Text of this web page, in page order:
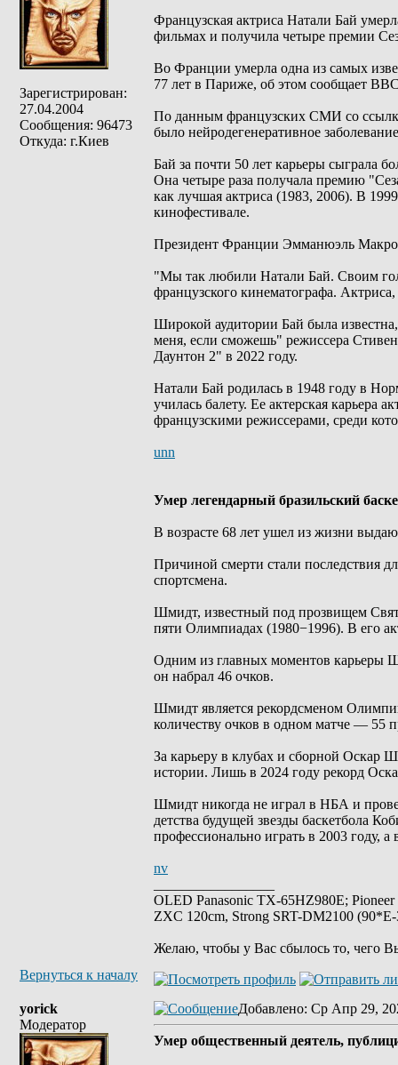
Зарегистрирован:
27.04.2004
Сообщения: 96473
Откуда: г.Киев
Французская актриса Натали Бай
фильмах и получила четыре премии
Во Франции умерла одна из самых
77 лет в Париже, об этом сообщает
По данным французских СМИ со
было нейродегенеративное
Бай за почти 50 лет карьеры сыграла
Она четыре раза получала премию
как лучшая актриса (1983, 2006). В
кинофестивале.
Президент Франции Эмманюэль
"Мы так любили Натали Бай. Своим
французского кинематографа.
Широкой аудитории Бай была
меня, если сможешь" режиссера
Даунтон 2" в 2022 году.
Натали Бай родилась в 1948 году в
училась балету. Ее актерская карьера
французскими режиссерами, среди
unn
Умер легендарный бразильский
В возрасте 68 лет ушел из жизни
Причиной смерти стали последствия
спортсмена.
Шмидт, известный под прозвищем
пяти Олимпиадах (1980−1996). В его
Одним из главных моментов карьеры
он набрал 46 очков.
Шмидт является рекордсменом
количеству очков в одном матче — 55
За карьеру в клубах и сборной Оскар
истории. Лишь в 2024 году рекорд
Шмидт никогда не играл в НБА и
детства будущей звезды баскетбола
профессионально играть в 2003 году,
nv
OLED Panasonic TX-65HZ980E;
ZXC 120cm, Strong SRT-DM2100
Желаю, чтобы у Вас сбылось то, чего
Вернуться к началу
yorick
Модератор
Добавлено: Ср Апр 29,
Умер общественный деятель,